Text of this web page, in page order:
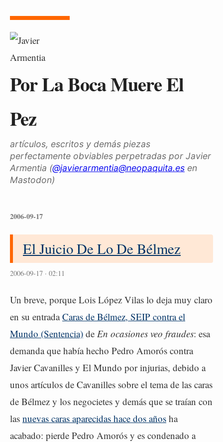
Por La Boca Muere El
Pez
artículos, escritos y demás piezas
perfectamente obviables perpetradas por Javier
Armentia (@javierarmentia@neopaquita.es en
Mastodon)
2006-09-17
El Juicio De Lo De Bélmez
2006-09-17 · 02:11
Un breve, porque Lois López Vilas lo deja muy claro
en su entradaCaras de Bélmez, SEIP contra el
Mundo (Sentencia) de En ocasiones veo fraudes: esa
demanda que había hecho Pedro Amorós contra
Javier Cavanilles y El Mundo por injurias, debido a
unos artículos de Cavanilles sobre el tema de las caras
de Bélmez y los negocietes y demás que se traían con
las nuevas caras aparecidas hace dos años ha
acabado: pierde Pedro Amorós y es condenado a